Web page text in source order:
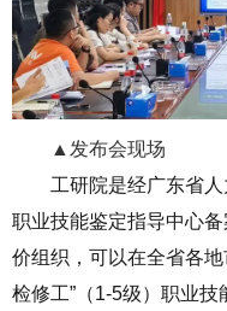
▲发布会现场
工研院是经广东省
职业技能鉴定指导中心
价组织，可以在全省各
检修工”（1-5级）职业技